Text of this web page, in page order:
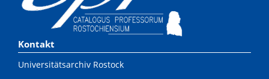
Kontakt
Universitätsarchiv Rostock